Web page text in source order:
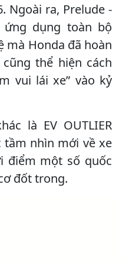
Ngoài ra, Prelude -
dụng toàn bộ
mà Honda đã hoàn
thể hiện cách
vui lái xe” vào kỷ
là EV OUTLIER
tầm nhìn mới về xe
điểm một số quốc
đốt trong.